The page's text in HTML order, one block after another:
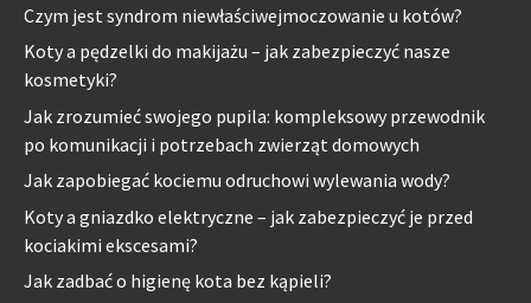
Czym jest syndrom niewłaściwejmoczowanie u kotów?
Koty a pędzelki do makijażu – jak zabezpieczyć nasze
kosmetyki?
Jak zrozumieć swojego pupila: kompleksowy przewodnik
po komunikacji i potrzebach zwierząt domowych
Jak zapobiegać kociemu odruchowi wylewania wody?
Koty a gniazdko elektryczne – jak zabezpieczyć je przed
kociakimi ekscesami?
Jak zadbać o higienę kota bez kąpieli?